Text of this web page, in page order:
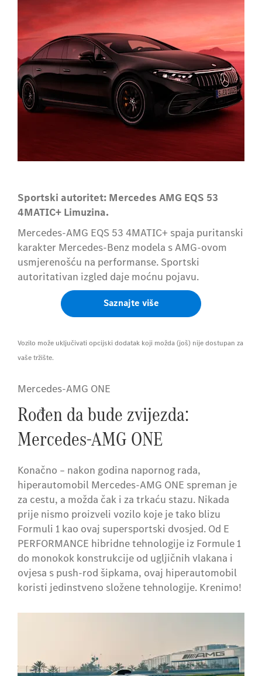
Sportski autoritet: Mercedes AMG EQS 53
4MATIC+ Limuzina.
Mercedes-AMG EQS 53 4MATIC+ spaja puritanski
karakter Mercedes-Benz modela s AMG-ovom
usmjerenošću na performanse. Sportski
autoritativan izgled daje moćnu pojavu.
Saznajte više
Vozilo može uključivati opcijski dodatak koji možda (još) nije dostupan za
vaše tržište.
Mercedes-AMG ONE
Rođen da bude zvijezda:
Mercedes-AMG ONE
Konačno – nakon godina napornog rada,
hiperautomobil Mercedes-AMG ONE spreman je
za cestu, a možda čak i za trkaću stazu. Nikada
prije nismo proizveli vozilo koje je tako blizu
Formuli 1 kao ovaj supersportski dvosjed. Od E
PERFORMANCE hibridne tehnologije iz Formule 1
do monokok konstrukcije od ugljičnih vlakana i
ovjesa s push-rod šipkama, ovaj hiperautomobil
koristi jedinstveno složene tehnologije. Krenimo!